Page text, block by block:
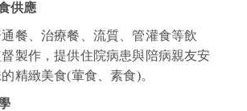
供應
餐、治療餐、流質、管灌食等飲
製作，提供住院病患與陪病親友安
精緻美食(葷食、素食)。